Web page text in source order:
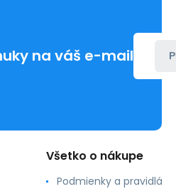
na váš e-mail
Všetko o nákupe
Podmienky a pravidlá